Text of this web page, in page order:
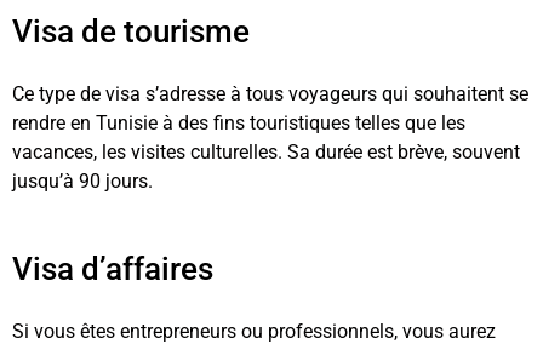
Visa de tourisme
Ce type de visa s’adresse à tous voyageurs qui souhaitent se
rendre en Tunisie à des fins touristiques telles que les
vacances, les visites culturelles. Sa durée est brève, souvent
jusqu’à 90 jours.
Visa d’affaires
Si vous êtes entrepreneurs ou professionnels, vous aurez